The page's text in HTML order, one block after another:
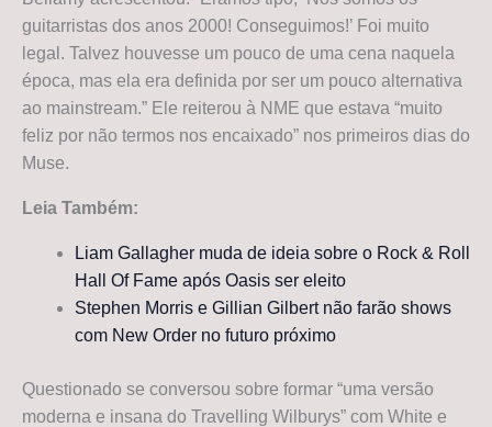
guitarristas dos anos 2000! Conseguimos!’ Foi muito
legal. Talvez houvesse um pouco de uma cena naquela
época, mas ela era definida por ser um pouco alternativa
ao mainstream.” Ele reiterou à NME que estava “muito
feliz por não termos nos encaixado” nos primeiros dias do
Muse.
Leia Também:
Liam Gallagher muda de ideia sobre o Rock & Roll
Hall Of Fame após Oasis ser eleito
Stephen Morris e Gillian Gilbert não farão shows
com New Order no futuro próximo
Questionado se conversou sobre formar “uma versão
moderna e insana do Travelling Wilburys” com White e